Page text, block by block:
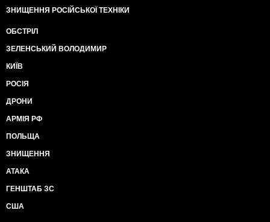
ЗНИЩЕННЯ РОСІЙСЬКОЇ ТЕХНІКИ
ОБСТРІЛ
ЗЕЛЕНСЬКИЙ ВОЛОДИМИР
КИЇВ
РОСІЯ
ДРОНИ
АРМІЯ РФ
ПОЛЬЩА
ЗНИЩЕННЯ
АТАКА
ГЕНШТАБ ЗС
США